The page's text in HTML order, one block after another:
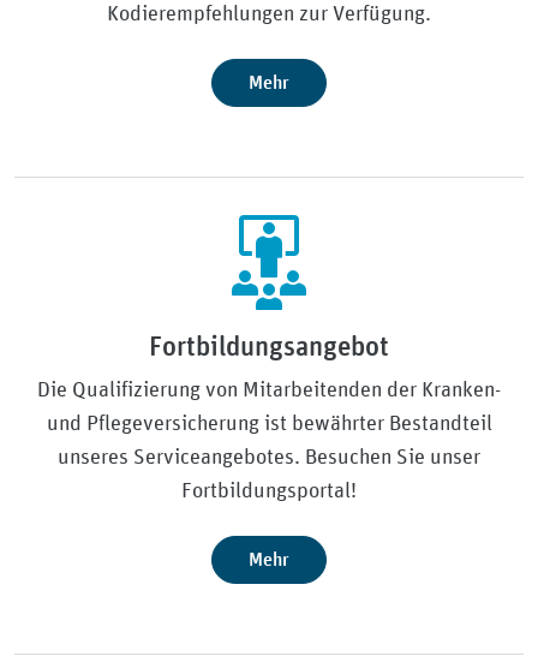
Kodierempfehlungen zur Verfügung.
Mehr
Fortbildungsangebot
Die Qualifizierung von Mitarbeitenden der Kranken-
und Pflegeversicherung ist bewährter Bestandteil
unseres Serviceangebotes. Besuchen Sie unser
Fortbildungsportal!
Mehr